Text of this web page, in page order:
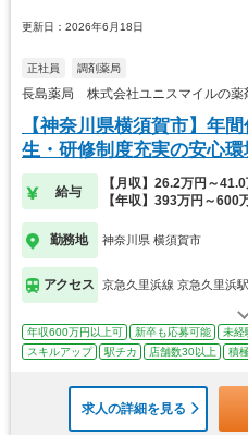
更新日：2026年6月18日
正社員 調剤薬局
長島薬局 株式会社ユニスマイルの薬
【神奈川県横須賀市】年
生・研修制度充実の安心
給与
【月収】26.2万円～
【年収】393万円～600
勤務地 神奈川県 横須賀市
アクセス 京急久里浜線 京急久里浜駅
年収600万円以上可 新卒も応募可能 未経
スキルアップ
駅チカ 店舗数30以上 積
求人の詳細を見る